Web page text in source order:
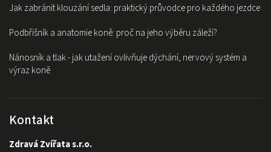
Jak zabránit klouzání sedla: praktický průvodce pro každého jezdce
Podbřišník a anatomie koně: proč na jeho výběru záleží?
Nánosník a tlak - jak utažení ovlivňuje dýchání, nervový systém a
výraz koně
Kontakt
Zdravá Zvířata s.r.o.